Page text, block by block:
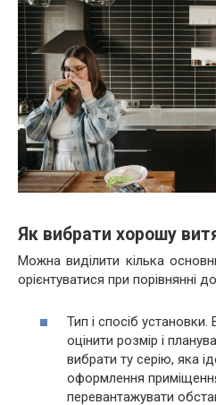
Як вибрати хорошу
Можна виділити кілька
орієнтуватися при порівнянні
Тип і спосіб
оцінити розмір і
вибрати ту серію, яка
оформлення
перевантажувати